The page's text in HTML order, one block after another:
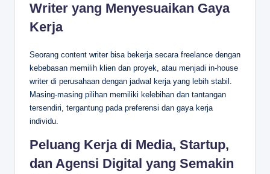
Writer yang Menyesuaikan Gaya
Kerja
Seorang content writer bisa bekerja secara freelance dengan
kebebasan memilih klien dan proyek, atau menjadi in-house
writer di perusahaan dengan jadwal kerja yang lebih stabil.
Masing-masing pilihan memiliki kelebihan dan tantangan
tersendiri, tergantung pada preferensi dan gaya kerja
individu.
Peluang Kerja di Media, Startup,
dan Agensi Digital yang Semakin